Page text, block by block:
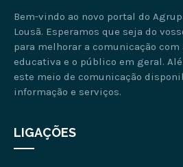
Bem-vindo ao novo portal do
Lousã. Esperamos que seja do
para melhorar a comunicação com
educativa e o público em geral.
este meio de comunicação
informação e serviços.
LIGAÇÕES